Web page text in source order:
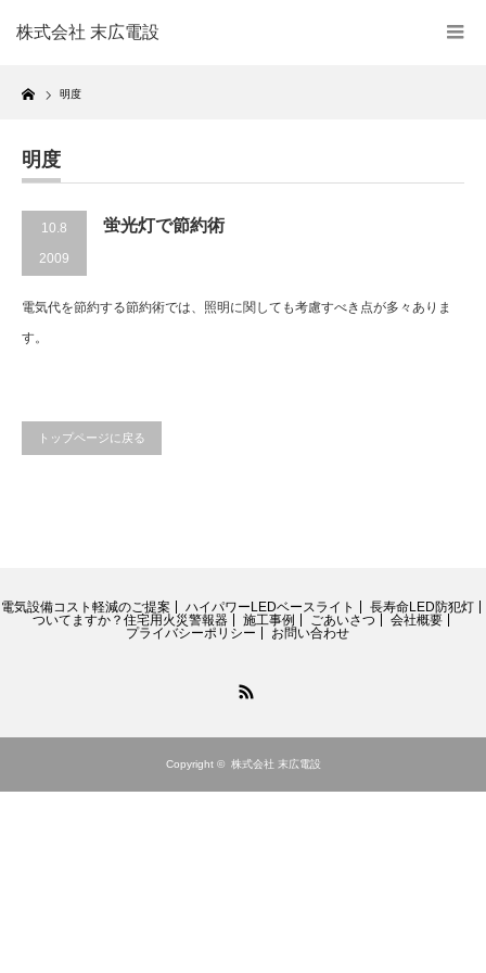
株式会社 末広電設
Home
明度
明度
10.8
2009
蛍光灯で節約術
電気代を節約する節約術では、照明に関しても考慮すべき点が多々ありま
す。
トップページに戻る
電気設備コスト軽減のご提案 ハイパワーLEDベースライト
長寿命LED防犯灯
ついてますか？住宅用火災警報器
施工事例 ごあいさつ
会社概要
プライバシーポリシー
お問い合わせ
Copyright © 株式会社 末広電設